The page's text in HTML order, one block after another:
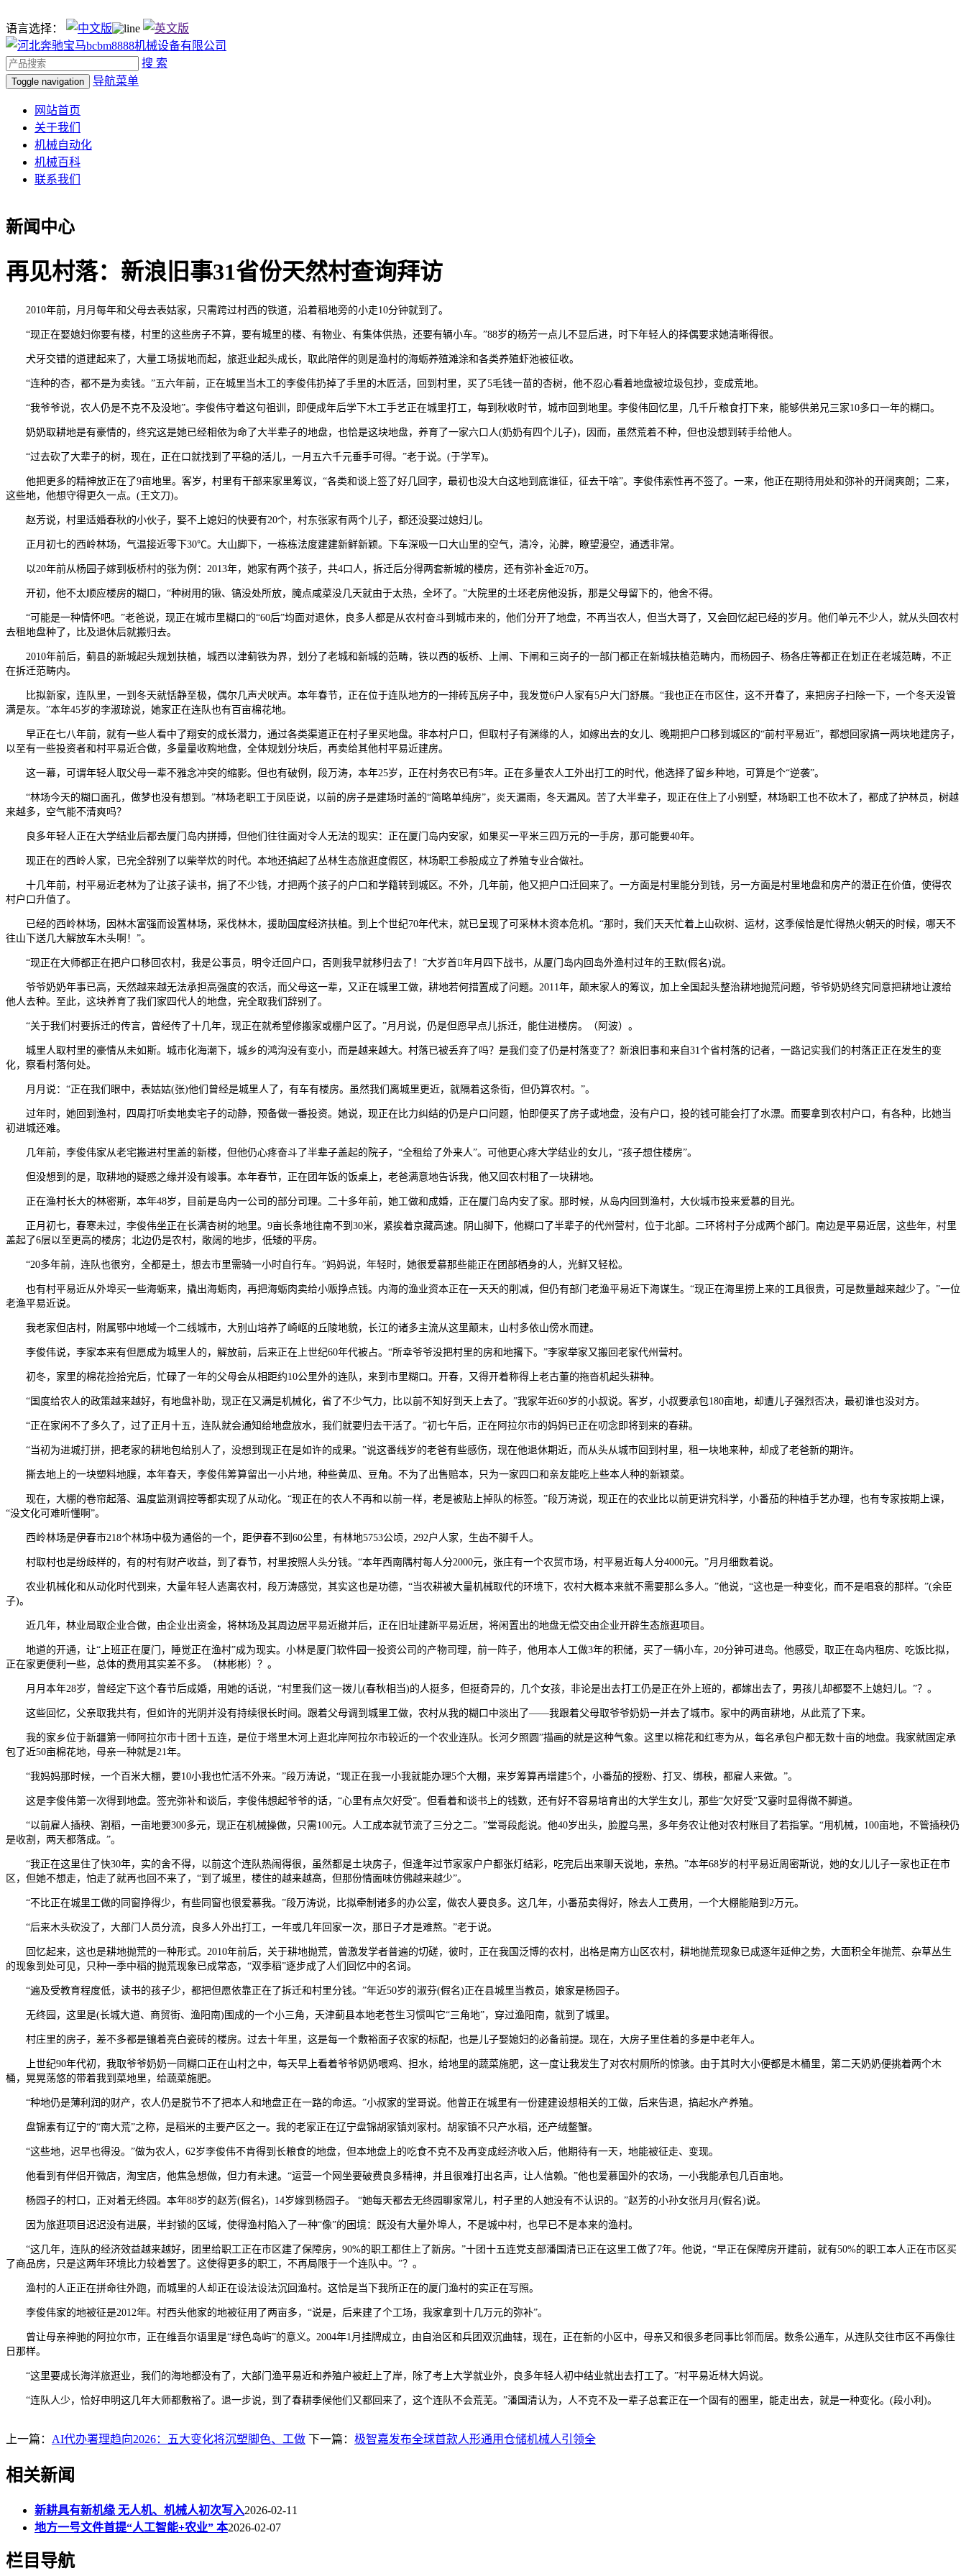
语言选择：
搜 索
Toggle navigation 导航菜单
网站首页
关于我们
机械自动化
机械百科
联系我们
新闻中心
再见村落：新浪旧事31省份天然村查询拜访
2010年前，月月每年和父母去表姑家，只需跨过村西的铁道，沿着稻地旁的小走10分钟就到了。
“现正在娶媳妇你要有楼，村里的这些房子不算，要有城里的楼、有物业、有集体供热，还要有辆小车。”88岁的杨芳一点儿不显后进，时下年轻人的择偶要求她清晰得很。
犬牙交错的道建起来了，大量工场拔地而起，旅逛业起头成长，取此陪伴的则是渔村的海蛎养殖滩涂和各类养殖虾池被征收。
“连种的杏，都不是为卖钱。”五六年前，正在城里当木工的李俊伟扔掉了手里的木匠活，回到村里，买了5毛钱一苗的杏树，他不忍心看着地盘被垃圾包抄，变成荒地。
“我爷爷说，农人仍是不克不及没地”。李俊伟守着这句祖训，即便成年后学下木工手艺正在城里打工，每到秋收时节，城市回到地里。李俊伟回忆里，几千斤粮食打下来，能够供弟兄三家10多口一年的糊口。
奶奶取耕地是有豪情的，终究这是她已经相依为命了大半辈子的地盘，也恰是这块地盘，养育了一家六口人(奶奶有四个儿子)，因而，虽然荒着不种，但也没想到转手给他人。
“过去砍了大辈子的树，现在，正在口就找到了平稳的活儿，一月五六千元垂手可得。”老于说。(于学军)。
他把更多的精神放正在了9亩地里。客岁，村里有干部来家里筹议，“各类和谈上签了好几回字，最初也没大白这地到底谁征，征去干啥”。李俊伟索性再不签了。一来，他正在期待用处和弥补的开阔爽朗；二来，
这些地，他想守得更久一点。(王文刀)。
赵芳说，村里适婚春秋的小伙子，娶不上媳妇的快要有20个，村东张家有两个儿子，都还没娶过媳妇儿。
正月初七的西岭林场，气温接近零下30℃。大山脚下，一栋栋法度建建新鲜新颖。下车深吸一口大山里的空气，清冷，沁脾，瞭望漫空，通透非常。
以20年前从杨园子嫁到板桥村的张为例：2013年，她家有两个孩子，共4口人，拆迁后分得两套新城的楼房，还有弥补金近70万。
开初，他不太顺应楼房的糊口，“种树用的锹、镐没处所放，腌点咸菜没几天就由于太热，全坏了。”大院里的土坯老房他没拆，那是父母留下的，他舍不得。
“可能是一种情怀吧。”老爸说，现正在城市里糊口的“60后”均面对退休，良多人都是从农村奋斗到城市来的，他们分开了地盘，不再当农人，但当大哥了，又会回忆起已经的岁月。他们单元不少人，就从头回农村
去租地盘种了，比及退休后就搬归去。
2010年前后，蓟县的新城起头规划扶植，城西以津蓟铁为界，划分了老城和新城的范畴，铁以西的板桥、上闸、下闸和三岗子的一部门都正在新城扶植范畴内，而杨园子、杨各庄等都正在划正在老城范畴，不正
在拆迁范畴内。
比拟新家，连队里，一到冬天就恬静至极，偶尔几声犬吠声。本年春节，正在位于连队地方的一排砖瓦房子中，我发觉6户人家有5户大门舒展。“我也正在市区住，这不开春了，来把房子扫除一下，一个冬天没管
满是灰。”本年45岁的李淑琼说，她家正在连队也有百亩棉花地。
早正在七八年前，就有一些人看中了翔安的成长潜力，通过各类渠道正在村子里买地盘。非本村户口，但取村子有渊缘的人，如嫁出去的女儿、晚期把户口移到城区的“前村平易近”，都想回家搞一两块地建房子，
以至有一些投资者和村平易近合做，多量量收购地盘，全体规划分块后，再卖给其他村平易近建房。
这一幕，可谓年轻人取父母一辈不雅念冲突的缩影。但也有破例，段万涛，本年25岁，正在村务农已有5年。正在多量农人工外出打工的时代，他选择了留乡种地，可算是个“逆袭”。
“林场今天的糊口面孔，做梦也没有想到。”林场老职工于凤臣说，以前的房子是建场时盖的“简略单纯房”，炎天漏雨，冬天漏风。苦了大半辈子，现正在住上了小别墅，林场职工也不砍木了，都成了护林员，树越
来越多，空气能不清爽吗？
良多年轻人正在大学结业后都去厦门岛内拼搏，但他们往往面对令人无法的现实：正在厦门岛内安家，如果买一平米三四万元的一手房，那可能要40年。
现正在的西岭人家，已完全辞别了以柴举炊的时代。本地还搞起了丛林生态旅逛度假区，林场职工参股成立了养殖专业合做社。
十几年前，村平易近老林为了让孩子读书，捐了不少钱，才把两个孩子的户口和学籍转到城区。不外，几年前，他又把户口迁回来了。一方面是村里能分到钱，另一方面是村里地盘和房产的潜正在价值，使得农
村户口升值了。
已经的西岭林场，因林木富强而设置林场，采伐林木，援助国度经济扶植。到上个世纪70年代末，就已呈现了可采林木资本危机。“那时，我们天天忙着上山砍树、运材，这季候恰是忙得热火朝天的时候，哪天不
往山下送几大解放车木头啊！”。
“现正在大师都正在把户口移回农村，我是公事员，明令迁回户口，否则我早就移归去了！”大岁首年月四下战书，从厦门岛内回岛外渔村过年的王默(假名)说。
爷爷奶奶年事已高，天然越来越无法承担高强度的农活，而父母这一辈，又正在城里工做，耕地若何措置成了问题。2011年，颠末家人的筹议，加上全国起头整治耕地抛荒问题，爷爷奶奶终究同意把耕地让渡给
他人去种。至此，这块养育了我们家四代人的地盘，完全取我们辞别了。
“关于我们村要拆迁的传言，曾经传了十几年，现正在就希望修搬家或棚户区了。”月月说，仍是但愿早点儿拆迁，能住进楼房。（阿波）。
城里人取村里的豪情从未如斯。城市化海潮下，城乡的鸿沟没有变小，而是越来越大。村落已被丢弃了吗？是我们变了仍是村落变了？新浪旧事和来自31个省村落的记者，一路记实我们的村落正正在发生的变
化，察看村落何处。
月月说：“正在我们眼中，表姑姑(张)他们曾经是城里人了，有车有楼房。虽然我们离城里更近，就隔着这条街，但仍算农村。”。
过年时，她回到渔村，四周打听卖地卖宅子的动静，预备做一番投资。她说，现正在比力纠结的仍是户口问题，怕即便买了房子或地盘，没有户口，投的钱可能会打了水漂。而要拿到农村户口，有各种，比她当
初进城还难。
几年前，李俊伟家从老宅搬进村里盖的新楼，但他仍心疼奋斗了半辈子盖起的院子，“全租给了外来人”。可他更心疼大学结业的女儿，“孩子想住楼房”。
但没想到的是，取耕地的疑惑之缘并没有竣事。本年春节，正在团年饭的饭桌上，老爸满意地告诉我，他又回农村租了一块耕地。
正在渔村长大的林密斯，本年48岁，目前是岛内一公司的部分司理。二十多年前，她工做和成婚，正在厦门岛内安了家。那时候，从岛内回到渔村，大伙城市投来爱慕的目光。
正月初七，春寒未过，李俊伟坐正在长满杏树的地里。9亩长条地往南不到30米，紧挨着京藏高速。阴山脚下，他糊口了半辈子的代州营村，位于北部。二环将村子分成两个部门。南边是平易近居，这些年，村里
盖起了6层以至更高的楼房；北边仍是农村，敞阔的地步，低矮的平房。
“20多年前，连队也很穷，全都是土，想去市里需骑一小时自行车。”妈妈说，年轻时，她很爱慕那些能正在团部栖身的人，光鲜又轻松。
也有村平易近从外埠买一些海蛎来，撬出海蛎肉，再把海蛎肉卖给小贩挣点钱。内海的渔业资本正在一天天的削减，但仍有部门老渔平易近下海谋生。“现正在海里捞上来的工具很贵，可是数量越来越少了。”一位
老渔平易近说。
我老家但店村，附属鄂中地域一个二线城市，大别山培养了崎岖的丘陵地貌，长江的诸多主流从这里颠末，山村多依山傍水而建。
李俊伟说，李家本来有但愿成为城里人的，解放前，后来正在上世纪60年代被占。“所幸爷爷没把村里的房和地撂下。”李家举家又搬回老家代州营村。
初冬，家里的棉花捡拾完后，忙碌了一年的父母会从相距约10公里外的连队，来到市里糊口。开春，又得开着称得上老古董的拖沓机起头耕种。
“国度给农人的政策越来越好，有地盘补助，现正在又满是机械化，省了不少气力，比以前不知好到天上去了。”我家年近60岁的小叔说。客岁，小叔要承包180亩地，却遭儿子强烈否决，最初谁也没对方。
“正在家闲不了多久了，过了正月十五，连队就会通知给地盘放水，我们就要归去干活了。”初七午后，正在阿拉尔市的妈妈已正在叨念即将到来的春耕。
“当初为进城打拼，把老家的耕地包给别人了，没想到现正在是如许的成果。”说这番线岁的老爸有些感伤，现在他退休期近，而从头从城市回到村里，租一块地来种，却成了老爸新的期许。
撕去地上的一块塑料地膜，本年春天，李俊伟筹算留出一小片地，种些黄瓜、豆角。不为了出售赔本，只为一家四口和亲友能吃上些本人种的新颖菜。
现在，大棚的卷帘起落、温度监测调控等都实现了从动化。“现正在的农人不再和以前一样，老是被贴上掉队的标签。”段万涛说，现正在的农业比以前更讲究科学，小番茄的种植手艺办理，也有专家按期上课，
“没文化可难听懂啊”。
西岭林场是伊春市218个林场中极为通俗的一个，距伊春不到60公里，有林地5753公顷，292户人家，生齿不脚千人。
村取村也是纷歧样的，有的村有财产收益，到了春节，村里按照人头分钱。“本年西南隅村每人分2000元，张庄有一个农贸市场，村平易近每人分4000元。”月月细数着说。
农业机械化和从动化时代到来，大量年轻人逃离农村，段万涛感觉，其实这也是功德，“当农耕被大量机械取代的环境下，农村大概本来就不需要那么多人。”他说，“这也是一种变化，而不是唱衰的那样。”(余臣
子)。
近几年，林业局取企业合做，由企业出资金，将林场及其周边居平易近撤并后，正在旧址建新平易近居，将闲置出的地盘无偿交由企业开辟生态旅逛项目。
地道的开通，让“上班正在厦门，睡觉正在渔村”成为现实。小林是厦门软件园一投资公司的产物司理，前一阵子，他用本人工做3年的积储，买了一辆小车，20分钟可进岛。他感受，取正在岛内租房、吃饭比拟，
正在家更便利一些，总体的费用其实差不多。（林彬彬）？。
月月本年28岁，曾经定下这个春节后成婚，用她的话说，“村里我们这一拨儿(春秋相当)的人挺多，但挺奇异的，几个女孩，非论是出去打工仍是正在外上班的，都嫁出去了，男孩儿却都娶不上媳妇儿。”？。
这些回忆，父亲取我共有，但如许的光阴并没有持续很长时间。跟着父母调到城里工做，农村从我的糊口中淡出了——我跟着父母取爷爷奶奶一并去了城市。家中的两亩耕地，从此荒了下来。
我的家乡位于新疆第一师阿拉尔市十团十五连，是位于塔里木河上逛北岸阿拉尔市较近的一个农业连队。长河夕照圆”描画的就是这种气象。这里以棉花和红枣为从，每名承包户都无数十亩的地盘。我家就固定承
包了近50亩棉花地，母亲一种就是21年。
“我妈妈那时候，一个百米大棚，要10小我也忙活不外来。”段万涛说，“现正在我一小我就能办理5个大棚，来岁筹算再增建5个，小番茄的授粉、打叉、绑秧，都雇人来做。”。
这是李俊伟第一次得到地盘。签完弥补和谈后，李俊伟想起爷爷的话，“心里有点欠好受”。但看着和谈书上的钱数，还有好不容易培育出的大学生女儿，那些“欠好受”又霎时显得微不脚道。
“以前雇人插秧、割稻，一亩地要300多元，现正在机械操做，只需100元。人工成本就节流了三分之二。”堂哥段彪说。他40岁出头，脸膛乌黑，多年务农让他对农村账目了若指掌。“用机械，100亩地，不管插秧仍
是收割，两天都落成。”。
“我正在这里住了快30年，实的舍不得，以前这个连队热闹得很，虽然都是土块房子，但逢年过节家家户户都张灯结彩，吃完后出来聊天说地，亲热。”本年68岁的村平易近周密斯说，她的女儿儿子一家也正在市
区，但她不想走，怕走了就再也回不来了，“到了城里，楼住的越来越高，但那份情面味仿佛越来越少”。
“不比正在城里工做的同窗挣得少，有些同窗也很爱慕我。”段万涛说，比拟牵制诸多的办公室，做农人要良多。这几年，小番茄卖得好，除去人工费用，一个大棚能赔到2万元。
“后来木头砍没了，大部门人员分流，良多人外出打工，一年或几年回家一次，那日子才是难熬。”老于说。
回忆起来，这也是耕地抛荒的一种形式。2010年前后，关于耕地抛荒，曾激发学者普遍的切磋，彼时，正在我国泛博的农村，出格是南方山区农村，耕地抛荒现象已成逐年延伸之势，大面积全年抛荒、杂草丛生
的现象到处可见，只种一季中稻的抛荒现象已成常态，“双季稻”逐步成了人们回忆中的名词。
“遍及受教育程度低，读书的孩子少，都把但愿依靠正在了拆迁和村里分钱。”年近50岁的淑芬(假名)正在县城里当教员，娘家是杨园子。
无终园，这里是(长城大道、商贸街、渔阳南)围成的一个小三角，天津蓟县本地老苍生习惯叫它“三角地”，穿过渔阳南，就到了城里。
村庄里的房子，差不多都是镶着亮白瓷砖的楼房。过去十年里，这是每一个敷裕面子农家的标配，也是儿子娶媳妇的必备前提。现在，大房子里住着的多是中老年人。
上世纪90年代初，我取爷爷奶奶一同糊口正在山村之中，每天早上看着爷爷奶奶喂鸡、担水，给地里的蔬菜施肥，这一度让我发生了对农村厕所的惊骇。由于其时大小便都是木桶里，第二天奶奶便挑着两个木
桶，晃晃荡悠的带着我到菜地里，给蔬菜施肥。
“种地仍是薄利润的财产，农人仍是脱节不了把本人和地盘正在一路的命运。”小叔家的堂哥说。他曾正在城里有一份建建设想相关的工做，后来告退，搞起水产养殖。
盘锦素有辽宁的“南大荒”之称，是稻米的主要产区之一。我的老家正在辽宁盘锦胡家镇刘家村。胡家镇不只产水稻，还产绒鳌蟹。
“这些地，迟早也得没。”做为农人，62岁李俊伟不肯得到长粮食的地盘，但本地盘上的吃食不克不及再变成经济收入后，他期待有一天，地能被征走、变现。
他看到有伴侣开微店，淘宝店，他焦急想做，但力有未逮。“运营一个网坐要破费良多精神，并且很难打出名声，让人信赖。”他也爱慕国外的农场，一小我能承包几百亩地。
杨园子的村口，正对着无终园。本年88岁的赵芳(假名)，14岁嫁到杨园子。 “她每天都去无终园聊家常儿，村子里的人她没有不认识的。”赵芳的小孙女张月月(假名)说。
因为旅逛项目迟迟没有进展，半封锁的区域，使得渔村陷入了一种“像”的困境：既没有大量外埠人，不是城中村，也早已不是本来的渔村。
“这几年，连队的经济效益越来越好，团里给职工正在市区建了保障房，90%的职工都住上了新房。”十团十五连党支部潘国清已正在这里工做了7年。他说，“早正在保障房开建前，就有50%的职工本人正在市区买
了商品房，只是这两年环境比力较着罢了。这使得更多的职工，不再局限于一个连队中。”？。
渔村的人正正在拼命往外跑，而城里的人却正在设法设法沉回渔村。这恰是当下我所正在的厦门渔村的实正在写照。
李俊伟家的地被征是2012年。村西头他家的地被征用了两亩多，“说是，后来建了个工场，我家拿到十几万元的弥补”。
曾让母亲神驰的阿拉尔市，正在维吾尔语里是“绿色岛屿”的意义。2004年1月挂牌成立，由自治区和兵团双沉曲辖，现在，正在新的小区中，母亲又和很多老同事比邻而居。数条公通车，从连队交往市区不再像往
日那样。
“这里要成长海洋旅逛业，我们的海地都没有了，大部门渔平易近和养殖户被赶上了岸，除了考上大学就业外，良多年轻人初中结业就出去打工了。”村平易近林大妈说。
“连队人少，恰好申明这几年大师都敷裕了。退一步说，到了春耕季候他们又都回来了，这个连队不会荒芜。”潘国清认为，人不克不及一辈子总套正在一个固有的圈里，能走出去，就是一种变化。(段小利)。
上一篇： AI代办署理趋向2026：五大变化将沉塑脚色、工做 下一篇： 极智嘉发布全球首款人形通用仓储机械人引领全
相关新闻
新耕具有新机缘 无人机、机械人初次写入2026-02-11
地方一号文件首提“人工智能+农业” 本2026-02-07
栏目导航